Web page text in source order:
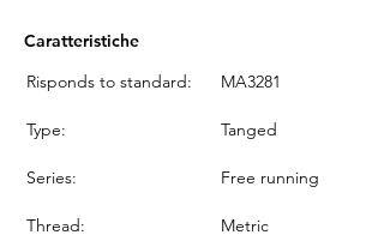
Caratteristiche
Risponds to standard:
MA3281
Type: Tanged
Series: Free running
Thread: Metric